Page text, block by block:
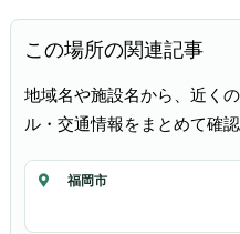
この場所の関連記事
地域名や施設名から、近く
ル・交通情報をまとめて確認
福岡市